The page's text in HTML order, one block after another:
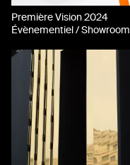
Première Vision 2024
Évènementiel / Showroom